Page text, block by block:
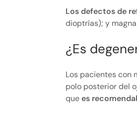
Los defectos de
dioptrías); y
¿Es
Los pacientes con
polo posterior del
quees